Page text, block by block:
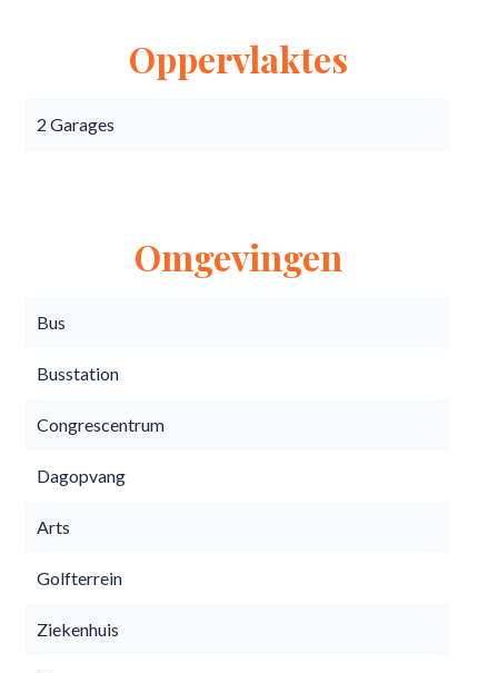
Oppervlaktes
2 Garages
Omgevingen
Bus
Busstation
Congrescentrum
Dagopvang
Arts
Golfterrein
Ziekenhuis